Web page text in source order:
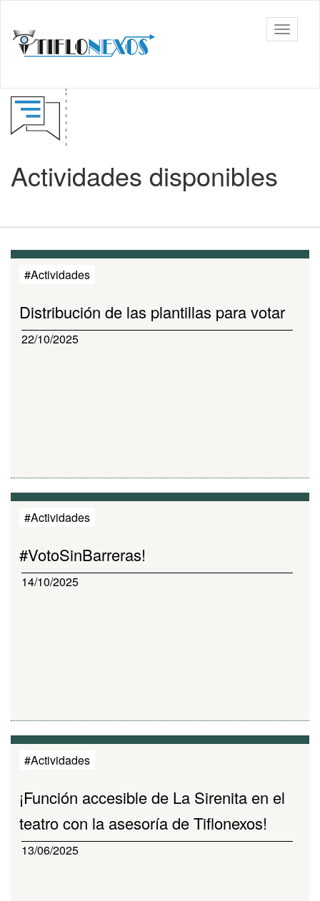
contenido
principal
Tiflonexos
barra
Contenido
principal
Actividades disponibles
#Actividades
Distribución de las plantillas para votar
22/10/2025
#Actividades
#VotoSinBarreras!
14/10/2025
#Actividades
¡Función accesible de La Sirenita en el
teatro con la asesoría de Tiflonexos!
13/06/2025